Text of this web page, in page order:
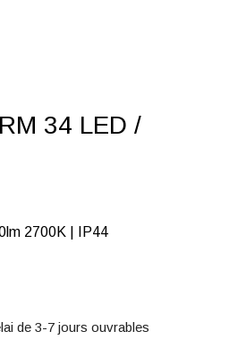
34 LED /
LED | 1x led 16W 2440lm 2700K | IP44
de 3-7 jours ouvrables